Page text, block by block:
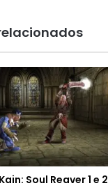
Soul Reaver 1 e 2